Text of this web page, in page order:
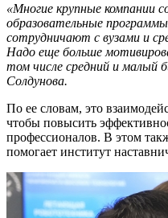
«Многие крупные компании
образовательные программы
сотрудничают с вузами и
Надо еще больше
том числе средний и малый
Солдунова.
По ее словам, это
чтобы повысить
профессионалов. В этом
помогает институт